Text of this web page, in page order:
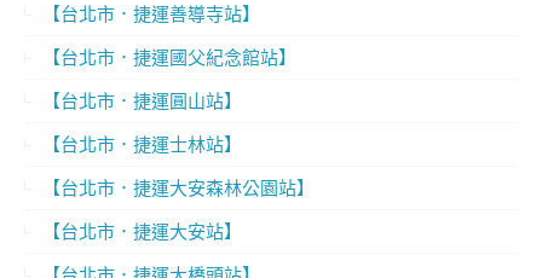
【台北市．捷運善導寺站】
【台北市．捷運國父紀念館站】
【台北市．捷運圓山站】
【台北市．捷運士林站】
【台北市．捷運大安森林公園站】
【台北市．捷運大安站】